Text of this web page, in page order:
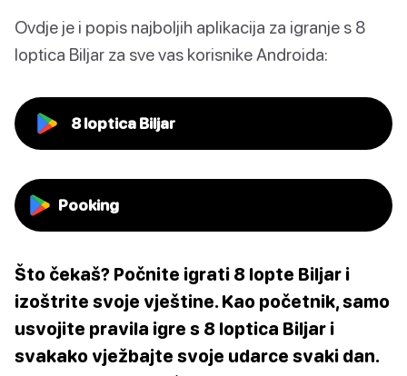
Ovdje je i popis najboljih aplikacija za igranje s 8
loptica Biljar za sve vas korisnike Androida:
8 loptica Biljar
Pooking
Što čekaš? Počnite igrati 8 lopte Biljar i
izoštrite svoje vještine. Kao početnik, samo
usvojite pravila igre s 8 loptica Biljar i
svakako vježbajte svoje udarce svaki dan.